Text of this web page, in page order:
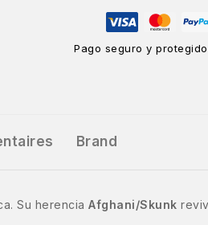
Pago seguro y
Brand
Su herencia Afghani/Skunk